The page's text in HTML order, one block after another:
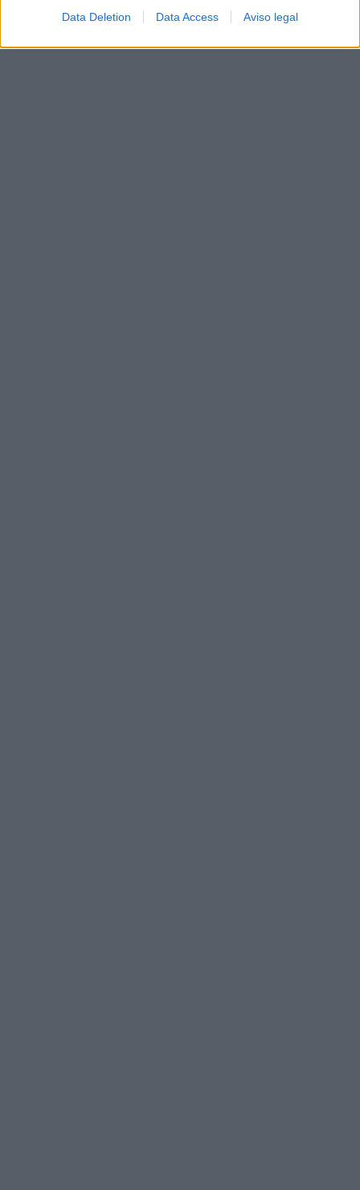
Data Deletion Data Access Aviso legal